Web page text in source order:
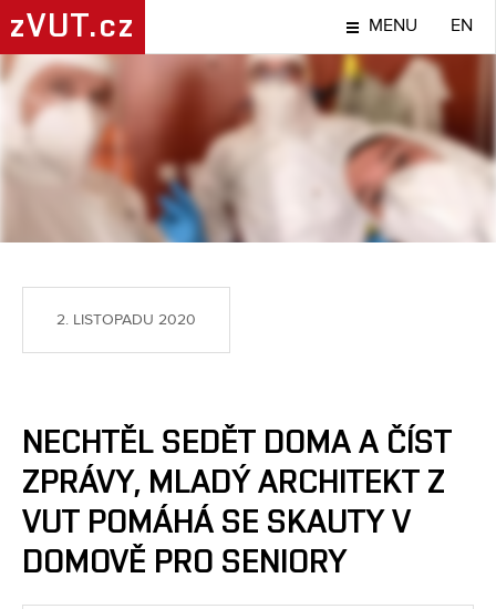
zVUT.cz MENU EN
LIDÉ
2. LISTOPADU 2020
NECHTĚL SEDĚT DOMA A ČÍST
ZPRÁVY, MLADÝ ARCHITEKT Z
VUT POMÁHÁ SE SKAUTY V
DOMOVĚ PRO SENIORY